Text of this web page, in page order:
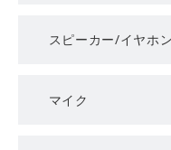
スピーカー/イヤホン
マイク